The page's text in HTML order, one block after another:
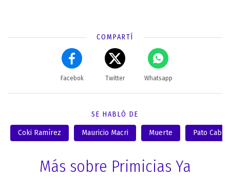
COMPARTÍ
Facebok Twitter Whatsapp
SE HABLÓ DE
Coki Ramírez Mauricio Macri Muerte Pato
Más sobre Primicias Ya